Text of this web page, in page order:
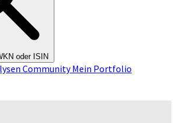
oder ISIN
CommunityMein Portfolio